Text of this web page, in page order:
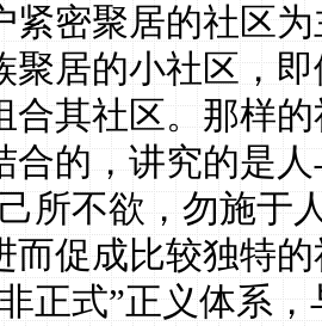
紧密聚居的社区
聚居的小社区，
合其社区。那样
合的，讲究的是
己所不欲，勿施于
而促成比较独特
正式”正义体系，